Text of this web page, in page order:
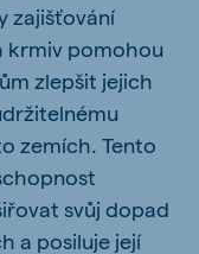
zajišťování
krmiv pomohou
zlepšit jejich
zemích. Tento
svůj dopad
a posiluje její